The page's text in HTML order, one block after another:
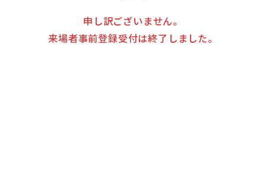
申し訳ございません。
来場者事前登録受付は終了しました。